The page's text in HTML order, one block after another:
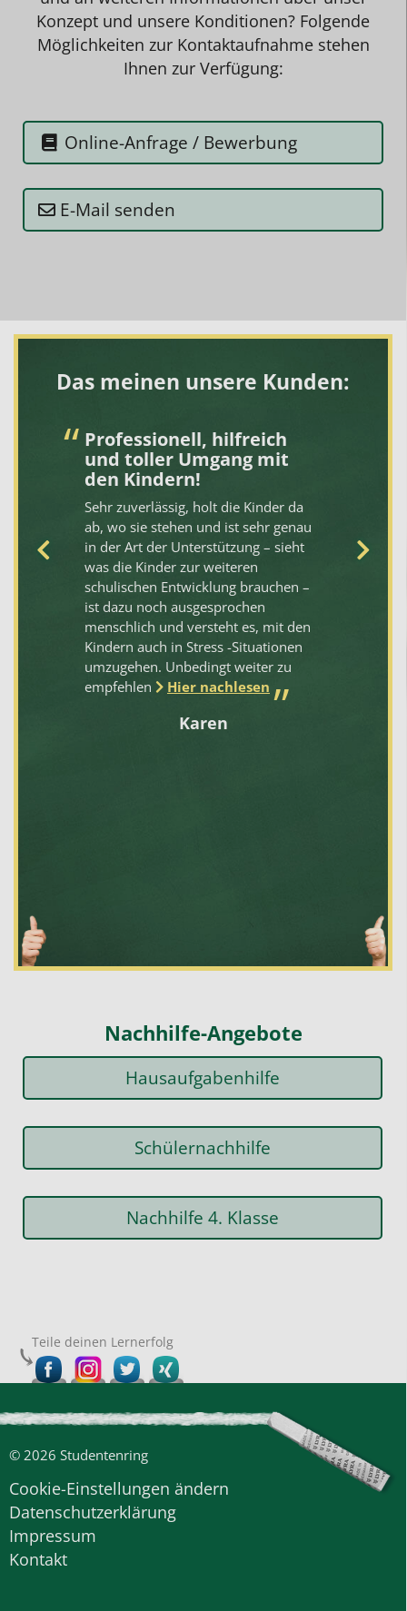
Konzept und unsere Konditionen? Folgende
Möglichkeiten zur Kontaktaufnahme stehen
Ihnen zur Verfügung:
Online-Anfrage / Bewerbung
E-Mail senden
Das meinen unsere Kunden:
Professionell, hilfreich
und toller Umgang mit
den Kindern!
Sehr zuverlässig, holt die Kinder da
ab, wo sie stehen und ist sehr genau
in der Art der Unterstützung – sieht
was die Kinder zur weiteren
schulischen Entwicklung brauchen –
ist dazu noch ausgesprochen
menschlich und versteht es, mit den
Kindern auch in Stress -Situationen
umzugehen. Unbedingt weiter zu
empfehlen
Hier nachlesen
Karen
Nachhilfe-Angebote
Hausaufgabenhilfe
Schülernachhilfe
Nachhilfe 4. Klasse
Teile deinen Lernerfolg
© 2026 Studentenring
Cookie-Einstellungen ändern
Datenschutzerklärung
Impressum
Kontakt